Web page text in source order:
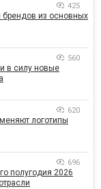
425
брендов из основных
560
в силу новые
620
логотипы
696
полугодия 2026